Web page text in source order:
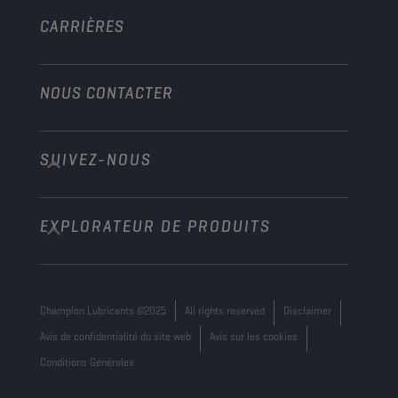
CARRIÈRES
NOUS CONTACTER
info@championlubes.com
+32 3 870 00 20
Georges Gilliotstraat, 52 2620 Hemiksem
SUIVEZ-NOUS
EXPLORATEUR DE PRODUITS
Champion Lubricants ©2025 All rights reserved
Disclaimer
Avis de confidentialité du site web
Avis sur les cookies
Conditions Générales